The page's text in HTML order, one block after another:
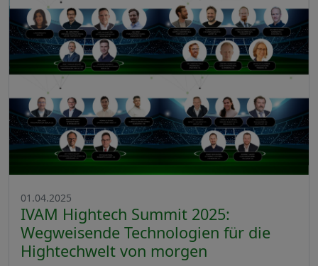
01.04.2025
IVAM Hightech Summit 2025:
Wegweisende Technologien für die
Hightechwelt von morgen